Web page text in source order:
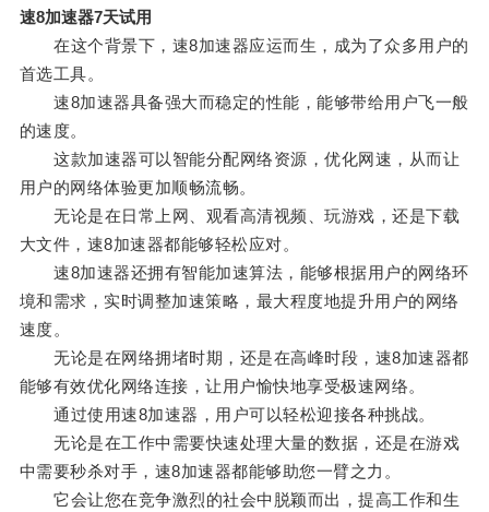
速8加速器7天试用
在这个背景下，速8加速器应运而生，成为了众多用户的
首选工具。
速8加速器具备强大而稳定的性能，能够带给用户飞一般
的速度。
这款加速器可以智能分配网络资源，优化网速，从而让
用户的网络体验更加顺畅流畅。
无论是在日常上网、观看高清视频、玩游戏，还是下载
大文件，速8加速器都能够轻松应对。
速8加速器还拥有智能加速算法，能够根据用户的网络环
境和需求，实时调整加速策略，最大程度地提升用户的网络
速度。
无论是在网络拥堵时期，还是在高峰时段，速8加速器都
能够有效优化网络连接，让用户愉快地享受极速网络。
通过使用速8加速器，用户可以轻松迎接各种挑战。
无论是在工作中需要快速处理大量的数据，还是在游戏
中需要秒杀对手，速8加速器都能够助您一臂之力。
它会让您在竞争激烈的社会中脱颖而出，提高工作和生